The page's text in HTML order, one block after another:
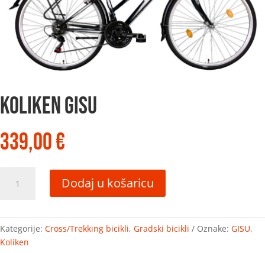
KOLIKEN GISU
339,00€
GISU
Dodaj u košaricu
Kategorije: Cross/Trekking bicikli, Gradski bicikli Oznake: GISU,
Koliken